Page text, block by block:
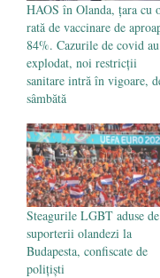
HAOS în Olanda, țara cu
rată de vaccinare de
84%. Cazurile de covid au
explodat, noi restricții
sanitare intră în vigoare,
sâmbătă
Steagurile LGBT aduse de
suporterii olandezi la
Budapesta, confiscate de
polițiști